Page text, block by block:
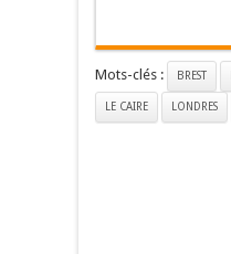
Mots-clés : BREST
LE CAIRE LONDRES